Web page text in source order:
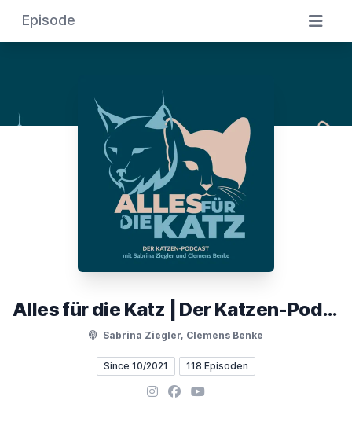
Episode
Alles für die Katz | Der Katzen-Podcast
Sabrina Ziegler, Clemens Benke
Since 10/2021 118 Episoden
Instagram
Facebook
YouTube